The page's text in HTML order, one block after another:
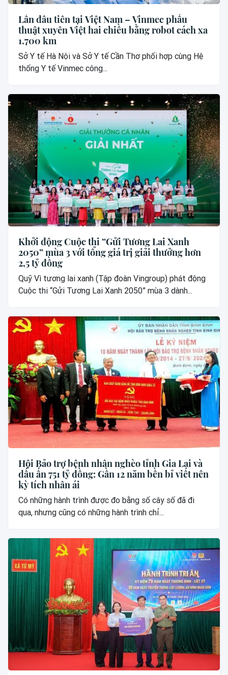
Lần đầu tiên tại Việt Nam – Vinmec phẫu
thuật xuyên Việt hai chiều bằng robot cách xa
1.700 km
Sở Y tế Hà Nội và Sở Y tế Cần Thơ phối hợp cùng Hệ
thống Y tế Vinmec công...
Khởi động Cuộc thi “Gửi Tương Lai Xanh
2050” mùa 3 với tổng giá trị giải thưởng hơn
2,5 tỷ đồng
Quỹ Vì tương lai xanh (Tập đoàn Vingroup) phát động
Cuộc thi “Gửi Tương Lai Xanh 2050” mùa 3 dành...
Hội Bảo trợ bệnh nhân nghèo tỉnh Gia Lai và
dấu ấn 751 tỷ đồng: Gần 12 năm bền bỉ viết nên
kỳ tích nhân ái
Có những hành trình được đo bằng số cây số đã đi
qua, nhưng cũng có những hành trình chỉ...